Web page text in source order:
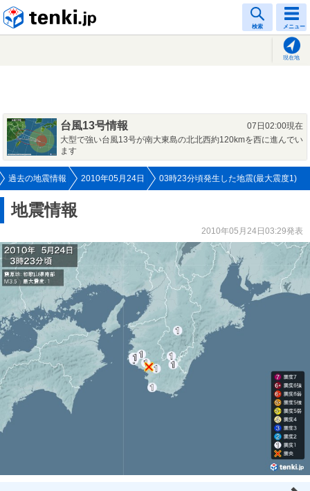
検索 メニュー
現在地
台風13号情報
07日02:00現在
大型で強い台風13号が南大東島の北北西約120kmを西に進んでい
ます
過去の地震情報 2010年05月24日 03時23分頃発生した地震(最大震度1)
地震情報
2010年05月24日03:29発表